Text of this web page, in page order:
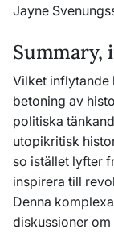
Jayne
Summary,
Vilket inflytande
betoning av
politiska
utopikritisk
so istället lyfter
inspirera till
Denna
diskussioner